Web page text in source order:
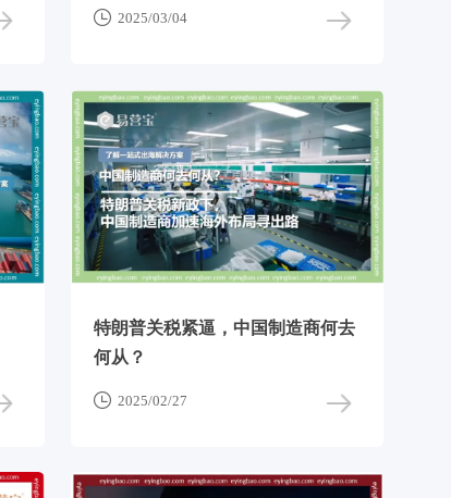
 2025/03/04
特朗普关税紧逼，中国制造商何去
何从？
 2025/02/27